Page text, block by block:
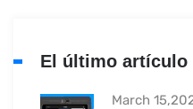
El último artículo
March